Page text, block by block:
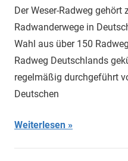
April
Der Weser-Radweg gehört
Radwanderwege in
Wahl aus über 150
Radweg Deutschlands
regelmäßig durchgeführt
Deutschen
Weiterlesen